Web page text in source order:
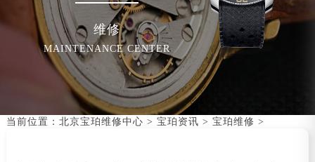
维修
MAINTENANCE CENTER
当前位置： 北京宝珀维修中心 > 宝珀资讯 > 宝珀维修 >